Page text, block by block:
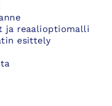
ja reaalioptiomalli
esittely